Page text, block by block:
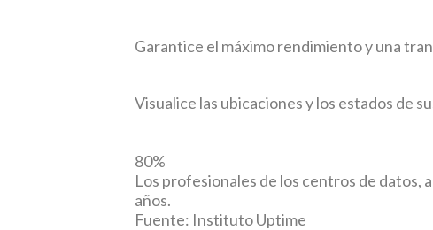
Garantice el máximo rendimiento y una
Visualice las ubicaciones y los estados de
80%
Los profesionales de los centros de datos,
años.
Fuente: Instituto Uptime